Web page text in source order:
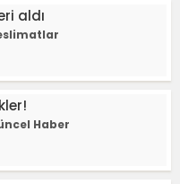
aldı
Haber